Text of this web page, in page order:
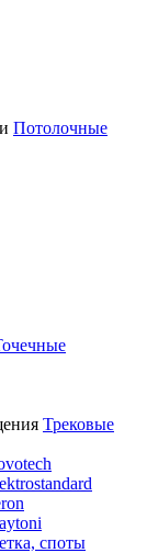
Потолочные
Трековые
споты